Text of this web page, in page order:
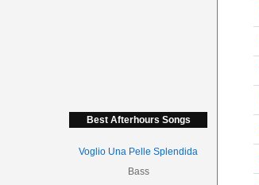
Best Afterhours Songs
Voglio Una Pelle Splendida
Bass